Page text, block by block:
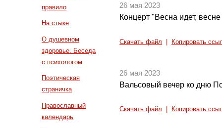
правило
На стыке
О душевном
здоровье. Беседа
с психологом
Поэтическая
страничка
Православный
календарь
26 мая 2023
Концерт "Весна идет,
Скачать файл Копировать
26 мая 2023
Вальсовый вечер ко дню
Скачать файл Копировать